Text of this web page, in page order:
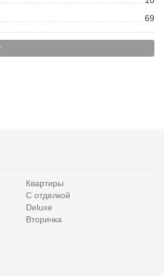
69
Квартиры
С отделкой
Deluxe
Вторичка